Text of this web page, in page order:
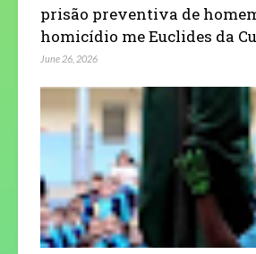
prisão preventiva de
homicídio me Euclides da
June 26, 2026